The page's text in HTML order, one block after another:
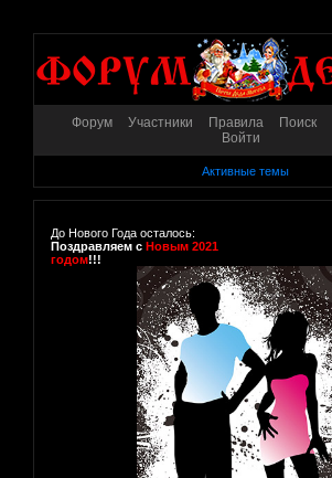
Форум Участники Правила Поиск
Войти
Активные темы
До Нового Года осталось:
Поздравляем с Новым 2021
годом!!!